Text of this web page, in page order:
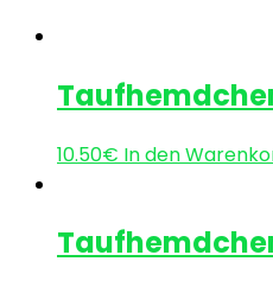
10.50€ In den